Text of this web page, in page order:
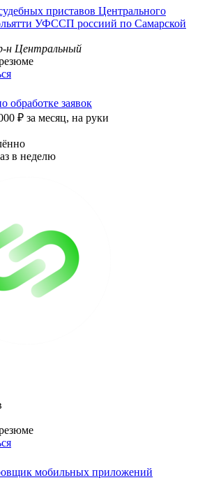
приставов Центрального
УФССП россиий по Самарской
н Центральный
обработке заявок
₽ за месяц, на руки
в неделю
мобильных приложений